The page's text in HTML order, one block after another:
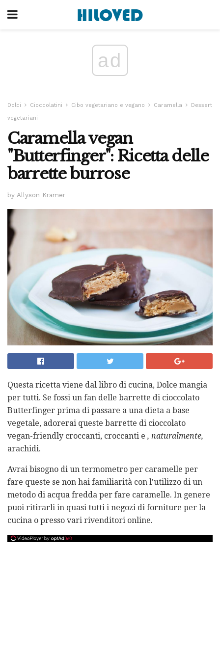
ad
Dolci Cioccolatini Cibo vegetariano e vegano Caramella
Dessert
vegetariani
Caramella vegan
"Butterfinger": Ricetta delle
barrette burrose
by Allyson Kramer
Questa ricetta viene dal libro di cucina, Dolce mangia
per tutti. Se fossi un fan delle barrette di cioccolato
Butterfinger prima di passare a una dieta a base
vegetale, adorerai queste barrette di cioccolato
vegan-friendly croccanti, croccanti e , naturalmente,
arachidi.
Avrai bisogno di un termometro per caramelle per
fare queste se non hai familiarità con l'utilizzo di un
metodo di acqua fredda per fare caramelle. In genere
puoi ritirarli in quasi tutti i negozi di forniture per la
cucina o presso vari rivenditori online.